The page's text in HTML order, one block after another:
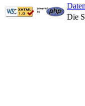
Die